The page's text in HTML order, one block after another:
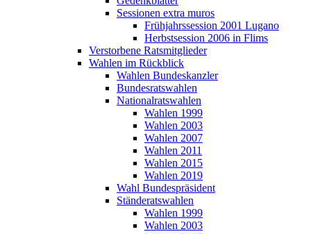
Sessionen extra muros
Frühjahrssession 2001 Lugano
Herbstsession 2006 in Flims
Verstorbene Ratsmitglieder
Wahlen im Rückblick
Wahlen Bundeskanzler
Bundesratswahlen
Nationalratswahlen
Wahlen 1999
Wahlen 2003
Wahlen 2007
Wahlen 2011
Wahlen 2015
Wahlen 2019
Wahl Bundespräsident
Ständeratswahlen
Wahlen 1999
Wahlen 2003